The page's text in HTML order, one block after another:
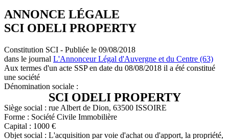
ANNONCE LÉGALE
SCI ODELI PROPERTY
Constitution SCI - Publiée le 09/08/2018
dans le journal L'Annonceur Légal d'Auvergne et du Centre (63)
Aux termes d'un acte SSP en date du 08/08/2018 il a été constitué
une société
Dénomination sociale :
SCI ODELI PROPERTY
Siège social : rue Albert de Dion, 63500 ISSOIRE
Forme : Société Civile Immobilière
Capital : 1000 €
Objet social : L'acquisition par voie d'achat ou d'apport, la propriété,